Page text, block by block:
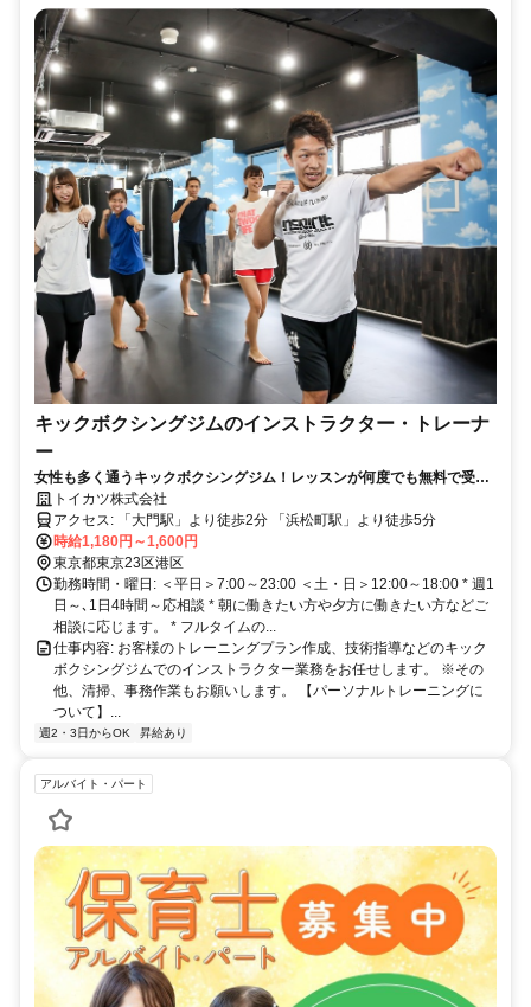
キックボクシングジムのインストラクター・トレーナ
ー
女性も多く通うキックボクシングジム！レッスンが何度でも無料で受け
られる特典付き☆
トイカツ株式会社
アクセス: 「大門駅」より徒歩2分 「浜松町駅」より徒歩5分
時給1,180円～1,600円
東京都東京23区港区
勤務時間・曜日: ＜平日＞7:00～23:00 ＜土・日＞12:00～18:00 * 週1
日～､1日4時間～応相談 * 朝に働きたい方や夕方に働きたい方などご
相談に応じます。 * フルタイムの...
仕事内容: お客様のトレーニングプラン作成、技術指導などのキック
ボクシングジムでのインストラクター業務をお任せします。 ※その
他、清掃、事務作業もお願いします。 【パーソナルトレーニングに
ついて】...
週2・3日からOK 昇給あり
アルバイト・パート